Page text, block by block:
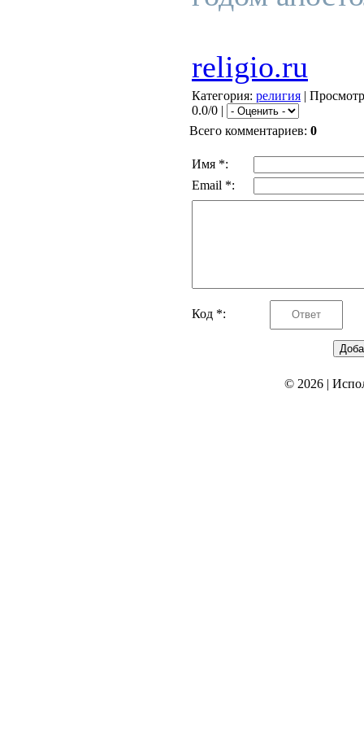
religio.ru
Категория: религия |
0.0/0 |
Всего комментариев: 0
Имя *:
Email *:
Код *:
© 2026|